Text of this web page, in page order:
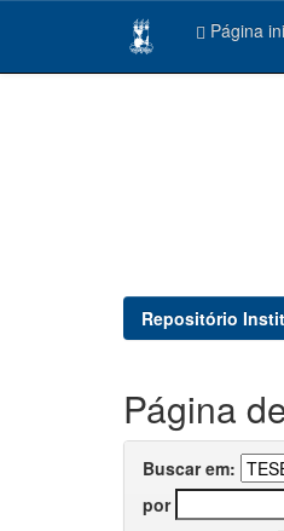
Página
Repositório
Página
Buscar em:
por